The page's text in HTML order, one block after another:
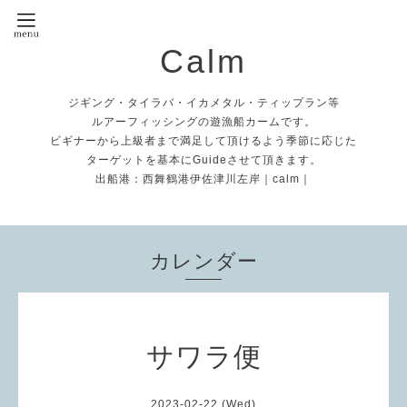
Calm
ジギング・タイラバ・イカメタル・ティップラン等
ルアーフィッシングの遊漁船カームです。
ビギナーから上級者まで満足して頂けるよう季節に応じた
ターゲットを基本にGuideさせて頂きます。
出船港：西舞鶴港伊佐津川左岸｜calm｜
カレンダー
サワラ便
2023-02-22 (Wed)